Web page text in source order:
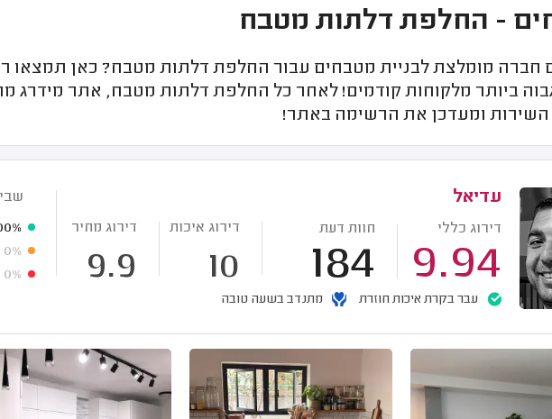
- החלפת דלתות מטבח
מומלצת לבניית מטבחים עבור החלפת דלתות מטבח? כאן תמצאו
ביותר מלקוחות קודמים! לאחר כל החלפת דלתות מטבח, אתר מידרג
ומעדכן את הרשימה באתר!
עדיאל
דירוג כללי
9.94
חוות דעת
184
דירוג איכות
10
דירוג מחיר
9.9
עבר בקרת איכות חוזרת מתנדב בשעה טובה
0%
0%